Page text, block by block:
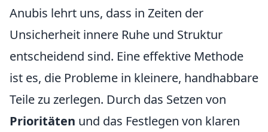
Anubis lehrt uns, dass in Zeiten der
Unsicherheit innere Ruhe und Struktur
entscheidend sind. Eine effektive Methode
ist es, die Probleme in kleinere, handhabbare
Teile zu zerlegen. Durch das Setzen von
Prioritäten und das Festlegen von klaren